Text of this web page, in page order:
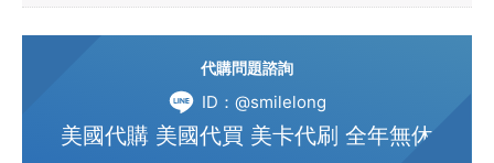
代購問題諮詢
ID：@smilelong
美國代購 美國代買 美卡代刷 全年無休